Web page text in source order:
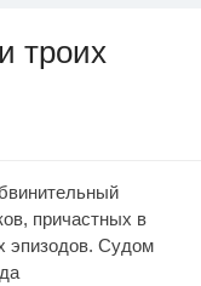
троих
причастных в
эпизодов. Судом